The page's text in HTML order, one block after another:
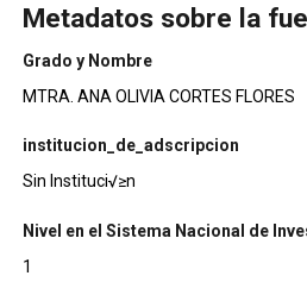
Metadatos sobre la
Grado y Nombre
MTRA. ANA OLIVIA CORTES FLORES
institucion_de_adscripcion
Sin Instituci√≥n
Nivel en el Sistema Nacional de
1